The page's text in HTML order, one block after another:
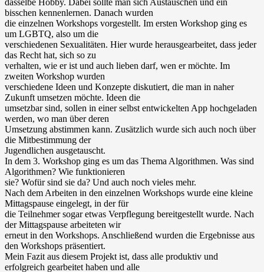
dasselbe Hobby. Dabei sollte man sich Austauschen und ein
bisschen kennenlernen. Danach wurden
die einzelnen Workshops vorgestellt. Im ersten Workshop ging es
um LGBTQ, also um die
verschiedenen Sexualitäten. Hier wurde herausgearbeitet, dass jeder
das Recht hat, sich so zu
verhalten, wie er ist und auch lieben darf, wen er möchte. Im
zweiten Workshop wurden
verschiedene Ideen und Konzepte diskutiert, die man in naher
Zukunft umsetzen möchte. Ideen die
umsetzbar sind, sollen in einer selbst entwickelten App hochgeladen
werden, wo man über deren
Umsetzung abstimmen kann. Zusätzlich wurde sich auch noch über
die Mitbestimmung der
Jugendlichen ausgetauscht.
In dem 3. Workshop ging es um das Thema Algorithmen. Was sind
Algorithmen? Wie funktionieren
sie? Wofür sind sie da? Und auch noch vieles mehr.
Nach dem Arbeiten in den einzelnen Workshops wurde eine kleine
Mittagspause eingelegt, in der für
die Teilnehmer sogar etwas Verpflegung bereitgestellt wurde. Nach
der Mittagspause arbeiteten wir
erneut in den Workshops. Anschließend wurden die Ergebnisse aus
den Workshops präsentiert.
Mein Fazit aus diesem Projekt ist, dass alle produktiv und
erfolgreich gearbeitet haben und alle